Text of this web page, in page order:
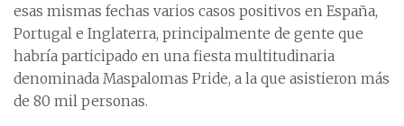
esas mismas fechas varios casos positivos en España,
Portugal e Inglaterra, principalmente de gente que
habría participado en una fiesta multitudinaria
denominada Maspalomas Pride, a la que asistieron más
de 80 mil personas.